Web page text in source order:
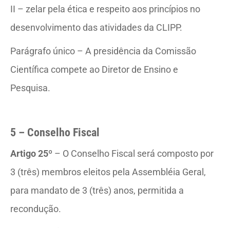
II – zelar pela ética e respeito aos princípios no
desenvolvimento das atividades da CLIPP.
Parágrafo único – A presidência da Comissão
Científica compete ao Diretor de Ensino e
Pesquisa.
5 – Conselho Fiscal
Artigo 25º – O Conselho Fiscal será composto por
3 (três) membros eleitos pela Assembléia Geral,
para mandato de 3 (três) anos, permitida a
recondução.